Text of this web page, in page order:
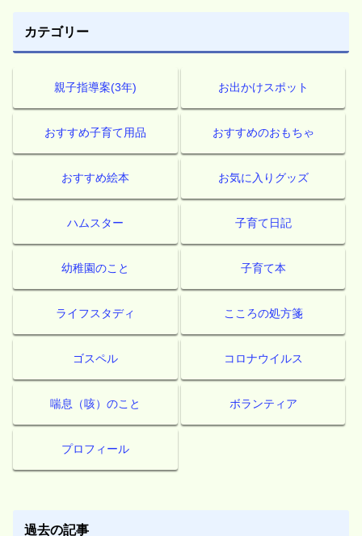
カテゴリー
親子指導案(3年) お出かけスポット
おすすめ子育て用品 おすすめのおもちゃ
おすすめ絵本 お気に入りグッズ
ハムスター 子育て日記
幼稚園のこと 子育て本
ライフスタディ こころの処方箋
ゴスペル コロナウイルス
喘息（咳）のこと ボランティア
プロフィール
過去の記事